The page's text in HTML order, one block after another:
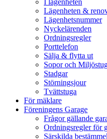
I lägenheten
Lägenheten &
Lägenhetsnummer
Nyckelärenden
Ordningsregler
Porttelefon
Sälja & flytta ut
Sopor och
Stadgar
Störningsjour
Tvättstuga
För mäklare
Föreningens Garage
Frågor gällande
Ordningsregler för
Särskilda